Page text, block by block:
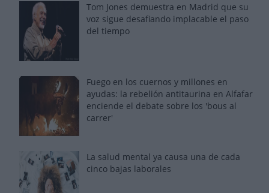
Tom Jones demuestra en Madrid que su
voz sigue desafiando implacable el paso
del tiempo
Fuego en los cuernos y millones en
ayudas: la rebelión antitaurina en Alfafar
enciende el debate sobre los 'bous al
carrer'
La salud mental ya causa una de cada
cinco bajas laborales